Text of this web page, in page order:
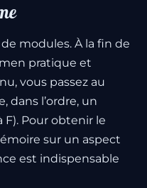
modules. À la fin de
pratique et
vous passez au
dans l’ordre, un
Pour obtenir le
sur un aspect
est indispensable